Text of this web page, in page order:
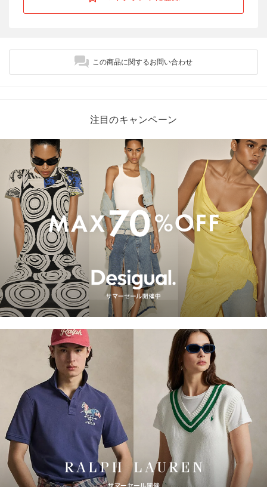
この商品に関するお問い合わせ
注目のキャンペーン